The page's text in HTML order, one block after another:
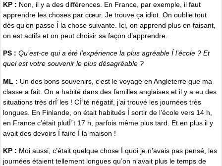
KP : Non, il y a des différences. En France, par exemple, il faut
apprendre les choses par cœur. Je trouve ça idiot. On oublie tout
dès qu’on passe Í la chose suivante. Ici, on apprend plus en faisant,
on est actifs et on peut choisir sa façon d’apprendre.
PS : Qu’est-ce qui a été l’expérience la plus agréable Í l’école ? Et
quel est votre souvenir le plus désagréable ?
ML : Un des bons souvenirs, c’est le voyage en Angleterre que ma
classe a fait. On a habité dans des familles anglaises et il y a eu des
situations très drÍ´les ! CÍ´té négatif, j’ai trouvé les journées très
longues. En Finlande, on était habitués Í sortir de l’école vers 14 h,
en France c’était plutÍ´t 17 h, parfois même plus tard. Et en plus il y
avait des devoirs Í faire Í la maison !
KP : Moi aussi, c’était quelque chose Í quoi je n’avais pas pensé, les
journées étaient tellement longues qu’on n’avait plus le temps de